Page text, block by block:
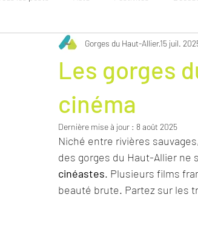
Les gorges
cinéma
Gorges du Haut-Allier15 juil.
Dernière mise à jour : 8 août 2025
Niché entre rivières
des gorges du Haut-Allier ne
cinéastes. Plusieurs films
beauté brute. Partez sur les